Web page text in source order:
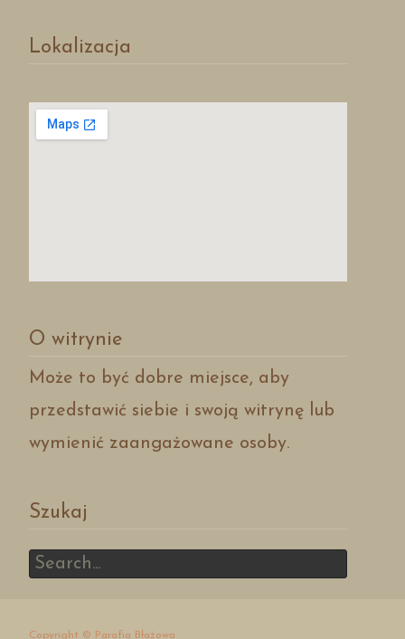
Lokalizacja
O witrynie
Może to być dobre miejsce, aby
przedstawić siebie i swoją witrynę lub
wymienić zaangażowane osoby.
Szukaj
Search
for:
Copyright © Parafia Błażowa